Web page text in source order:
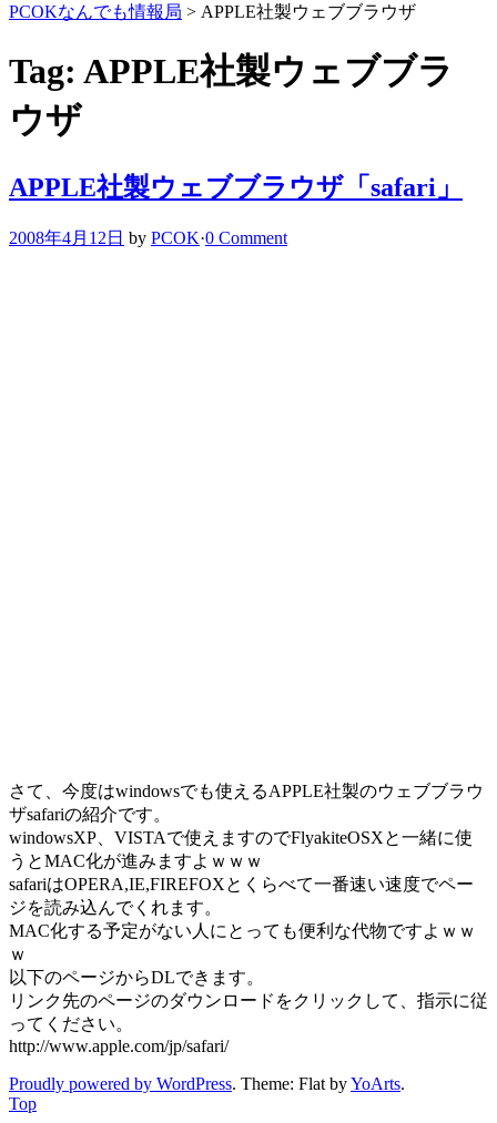
PCOKなんでも情報局 > APPLE社製ウェブブラウザ
Tag: APPLE社製ウェブブラ
ウザ
APPLE社製ウェブブラウザ「safari」
2008年4月12日 by PCOK·0 Comment
さて、今度はwindowsでも使えるAPPLE社製のウェブブラウ
ザsafariの紹介です。
windowsXP、VISTAで使えますのでFlyakiteOSXと一緒に使
うとMAC化が進みますよｗｗｗ
safariはOPERA,IE,FIREFOXとくらべて一番速い速度でペー
ジを読み込んでくれます。
MAC化する予定がない人にとっても便利な代物ですよｗｗ
ｗ
以下のページからDLできます。
リンク先のページのダウンロードをクリックして、指示に従
ってください。
http://www.apple.com/jp/safari/
Proudly powered by WordPress. Theme: Flat byYoArts.
Top